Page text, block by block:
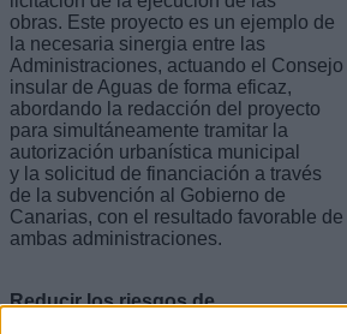
obras. Este proyecto es un ejemplo de
la necesaria sinergia entre las
Administraciones, actuando el Consejo
insular de Aguas de forma eficaz,
abordando la redacción del proyecto
para simultáneamente tramitar la
autorización urbanística municipal
y la solicitud de financiación a través
de la subvención al Gobierno de
Canarias, con el resultado favorable de
ambas administraciones.
Reducir los riesgos de